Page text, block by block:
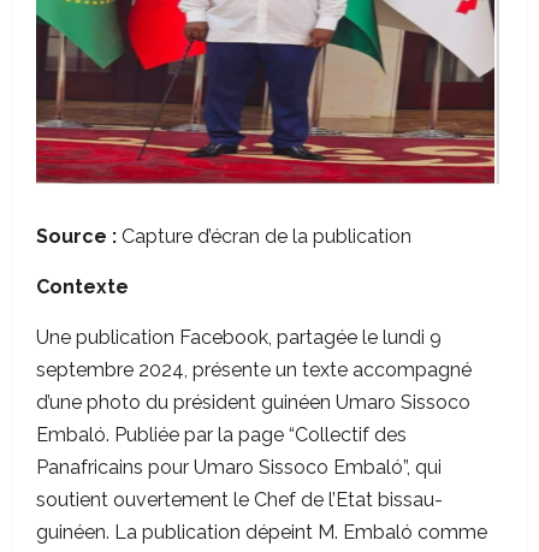
Source : Capture d’écran de la publication
Contexte
Une publication Facebook, partagée le lundi 9
septembre 2024, présente un texte accompagné
d’une photo du président guinéen Umaro Sissoco
Embaló. Publiée par la page “Collectif des
Panafricains pour Umaro Sissoco Embaló”, qui
soutient ouvertement le Chef de l’Etat bissau-
guinéen. La publication dépeint M. Embaló comme